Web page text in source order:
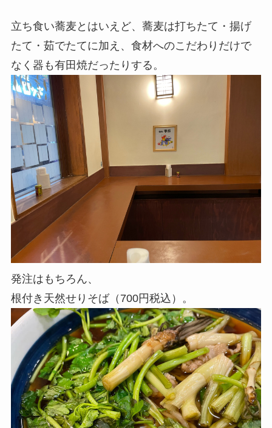
立ち食い蕎麦とはいえど、 蕎麦は打ちたて・揚げ
たて・茹でたてに加え、食材へのこだわりだけで
なく器も有田焼だったりする。
発注はもちろん、
根付き天然せりそば（700円税込）。